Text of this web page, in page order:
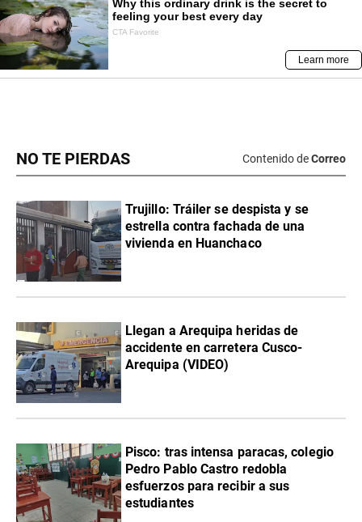
NO TE PIERDAS Contenido deCorreo
Trujillo: Tráiler se despista y se
estrella contra fachada de una
vivienda en Huanchaco
Llegan a Arequipa heridas de
accidente en carretera Cusco-
Arequipa (VIDEO)
Pisco: tras intensa paracas, colegio
Pedro Pablo Castro redobla
esfuerzos para recibir a sus
estudiantes